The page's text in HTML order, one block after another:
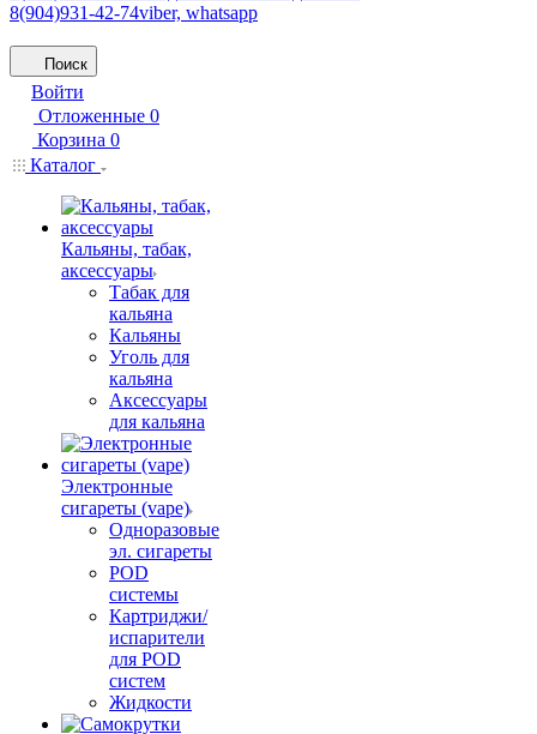
8(904)931-42-74viber, whatsapp
Поиск
Войти
Отложенные 0
Корзина 0
Каталог
Кальяны, табак,
аксессуары
Табак для
кальяна
Кальяны
Уголь для
кальяна
Аксессуары
для кальяна
Электронные
сигареты (vape)
Одноразовые
эл. сигареты
POD
системы
Картриджи/
испарители
для POD
систем
Жидкости